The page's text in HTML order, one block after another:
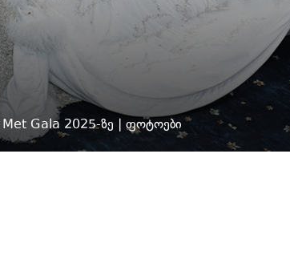
Met Gala 2025-ზე | ფოტოები